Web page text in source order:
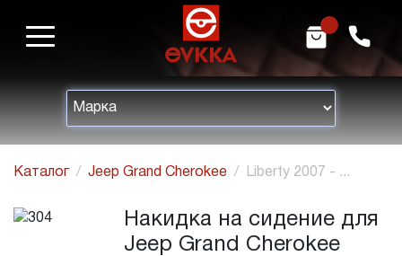
h m
Каталог Jeep Grand Cherokee Liberty 2007 - ...
Накидка на сидение для
Jeep Grand Cherokee